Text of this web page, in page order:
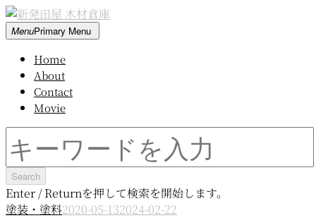
Skip
to
新
倉
庫
MenuPrimary Menu
Home
About
Contact
Movie
for:
Enter / Returnを押して検索を開始します。
塗装・塗料2020-05-132024-02-22